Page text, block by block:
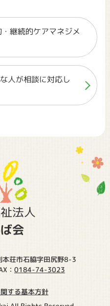
継続的ケアマネジメ
人が相談に対応し
法人
会
荘市石脇字田尻野8-3
： 0184-74-3023
する基本方針